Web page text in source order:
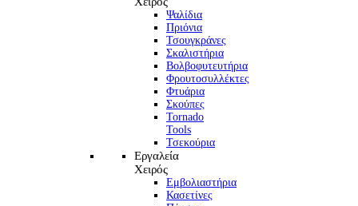
Ψαλίδια
Πριόνια
Τσουγκράνες
Σκαλιστήρια
Βολβοφυτευτήρια
Φρουτοσυλλέκτες
Φτυάρια
Σκούπες
Tornado
Tools
Τσεκούρια
Εργαλεία
Χειρός
Εμβολιαστήρια
Κασετίνες